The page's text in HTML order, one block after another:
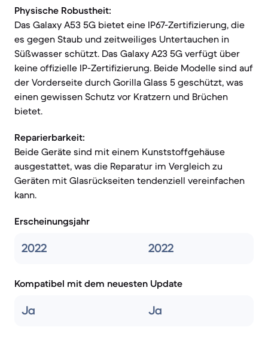
Physische Robustheit:
Das Galaxy A53 5G bietet eine IP67-Zertifizierung, die
es gegen Staub und zeitweiliges Untertauchen in
Süßwasser schützt. Das Galaxy A23 5G verfügt über
keine offizielle IP-Zertifizierung. Beide Modelle sind auf
der Vorderseite durch Gorilla Glass 5 geschützt, was
einen gewissen Schutz vor Kratzern und Brüchen
bietet.
Reparierbarkeit:
Beide Geräte sind mit einem Kunststoffgehäuse
ausgestattet, was die Reparatur im Vergleich zu
Geräten mit Glasrückseiten tendenziell vereinfachen
kann.
Erscheinungsjahr
2022 2022
Kompatibel mit dem neuesten Update
Ja Ja